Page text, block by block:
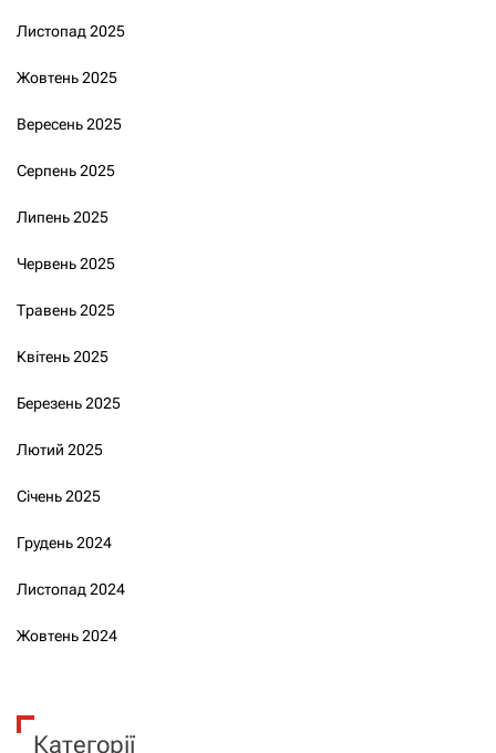
Листопад 2025
Жовтень 2025
Вересень 2025
Серпень 2025
Липень 2025
Червень 2025
Травень 2025
Квітень 2025
Березень 2025
Лютий 2025
Січень 2025
Грудень 2024
Листопад 2024
Жовтень 2024
Категорії